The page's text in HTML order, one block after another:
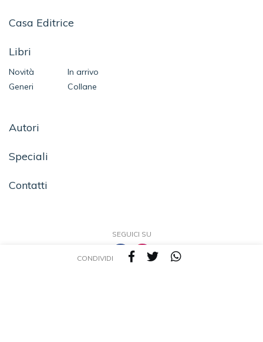
CONDIVIDI
Casa Editrice
Libri
Novità
In arrivo
Generi
Collane
Autori
Speciali
Contatti
SEGUICI SU